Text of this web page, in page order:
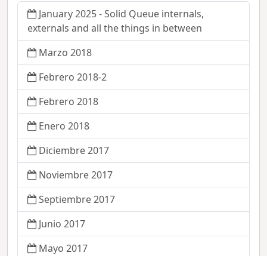
January 2025 - Solid Queue internals,
externals and all the things in between
Marzo 2018
Febrero 2018-2
Febrero 2018
Enero 2018
Diciembre 2017
Noviembre 2017
Septiembre 2017
Junio 2017
Mayo 2017